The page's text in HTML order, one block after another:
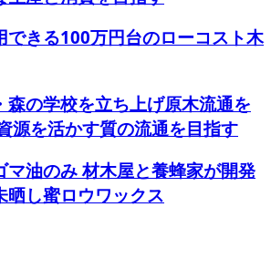
できる100万円台のローコスト木
森の学校を立ち上げ原木流通を
源を活かす質の流通を目指す
マ油のみ 材木屋と養蜂家が開発
晒し蜜ロウワックス